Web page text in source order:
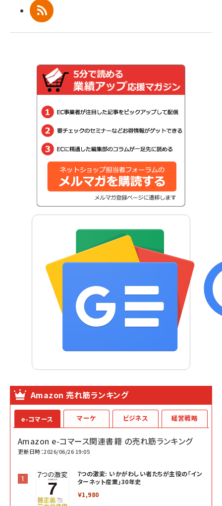
RSS
Amazon 売れ筋ランキング
e-コマース
Amazon e-コマース関連書籍 の売れ筋ランキング
更新日時：2026/06/26 19:05
7つの激変: いかがわしい者たちが主役の「イン
ターネット産業」30年史
￥1,980
マーケ ビジネス 経営戦略